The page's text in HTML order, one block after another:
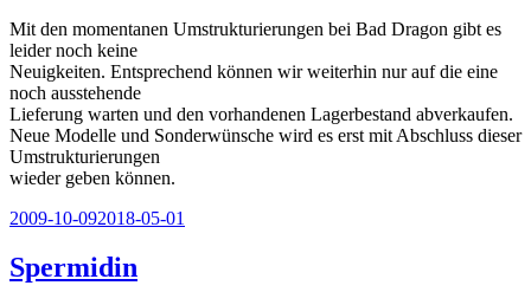
Mit den momentanen Umstrukturierungen bei Bad Dragon gibt es
leider noch keine
Neuigkeiten. Entsprechend können wir weiterhin nur auf die eine
noch ausstehende
Lieferung warten und den vorhandenen Lagerbestand abverkaufen.
Neue Modelle und Sonderwünsche wird es erst mit Abschluss dieser
Umstrukturierungen
wieder geben können.
Veröffentlicht
2009-10-092018-05-01
Spermidin